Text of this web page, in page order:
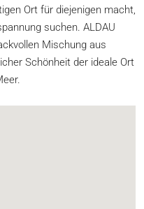
Ort für diejenigen macht,
suchen. ALDAU
Mischung aus
Schönheit der ideale Ort